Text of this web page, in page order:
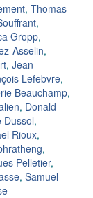
, Thomas
,
Gropp,
Asselin,
, Jean-
Lefebvre,
Beauchamp,
, Donald
Dussol,
Rioux,
,
Pelletier,
, Samuel-